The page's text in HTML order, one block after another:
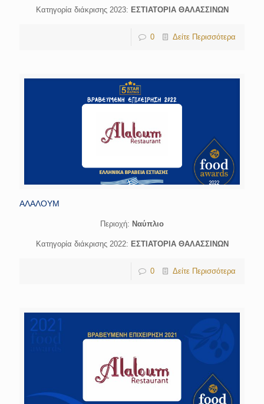
Κατηγορία διάκρισης 2023: ΕΣΤΙΑΤΟΡΙΑ ΘΑΛΑΣΣΙΝΩΝ
0 Δείτε Περισσότερα
ΑΛΑΛΟΥΜ
Περιοχή: Ναύπλιο
Κατηγορία διάκρισης 2022: ΕΣΤΙΑΤΟΡΙΑ ΘΑΛΑΣΣΙΝΩΝ
0 Δείτε Περισσότερα